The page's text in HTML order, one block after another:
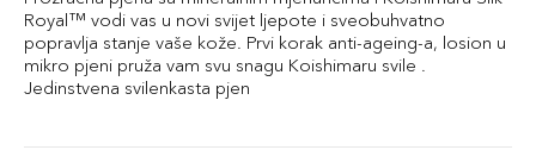
Royal™ vodi vas u novi svijet ljepote i sveobuhvatno
popravlja stanje vaše kože. Prvi korak anti-ageing-a, losion u
mikro pjeni pruža vam svu snagu Koishimaru svile .
Jedinstvena svilenkasta pjen